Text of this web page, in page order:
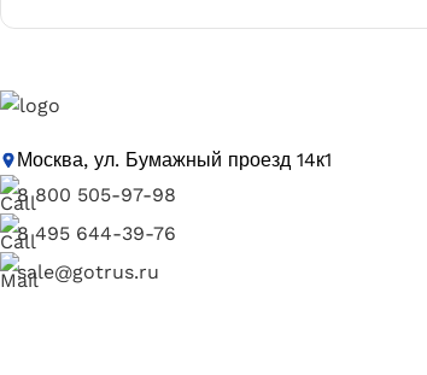
Москва, ул. Бумажный проезд 14к1
8 800 505-97-98
8 495 644-39-76
sale@gotrus.ru